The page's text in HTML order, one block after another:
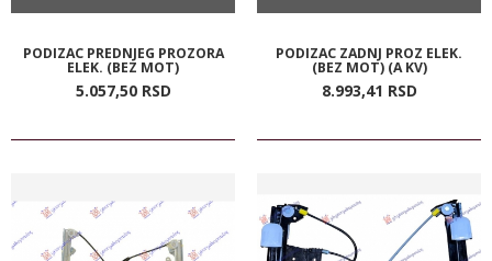
PODIZAC PREDNJEG PROZORA
ELEK. (BEZ MOT)
5.057,50 RSD
PODIZAC ZADNJ PROZ ELEK.
(BEZ MOT) (A KV)
8.993,41 RSD